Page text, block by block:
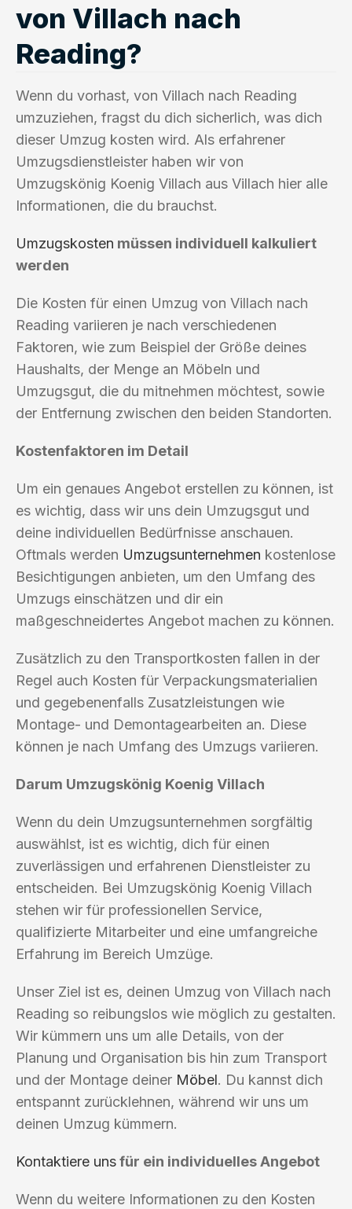
von Villach nach
Reading?
Wenn du vorhast, von Villach nach Reading
umzuziehen, fragst du dich sicherlich, was dich
dieser Umzug kosten wird. Als erfahrener
Umzugsdienstleister haben wir von
Umzugskönig Koenig Villach aus Villach hier alle
Informationen, die du brauchst.
Umzugskosten müssen individuell kalkuliert
werden
Die Kosten für einen Umzug von Villach nach
Reading variieren je nach verschiedenen
Faktoren, wie zum Beispiel der Größe deines
Haushalts, der Menge an Möbeln und
Umzugsgut, die du mitnehmen möchtest, sowie
der Entfernung zwischen den beiden Standorten.
Kostenfaktoren im Detail
Um ein genaues Angebot erstellen zu können, ist
es wichtig, dass wir uns dein Umzugsgut und
deine individuellen Bedürfnisse anschauen.
Oftmals werden Umzugsunternehmen kostenlose
Besichtigungen anbieten, um den Umfang des
Umzugs einschätzen und dir ein
maßgeschneidertes Angebot machen zu können.
Zusätzlich zu den Transportkosten fallen in der
Regel auch Kosten für Verpackungsmaterialien
und gegebenenfalls Zusatzleistungen wie
Montage- und Demontagearbeiten an. Diese
können je nach Umfang des Umzugs variieren.
Darum Umzugskönig Koenig Villach
Wenn du dein Umzugsunternehmen sorgfältig
auswählst, ist es wichtig, dich für einen
zuverlässigen und erfahrenen Dienstleister zu
entscheiden. Bei Umzugskönig Koenig Villach
stehen wir für professionellen Service,
qualifizierte Mitarbeiter und eine umfangreiche
Erfahrung im Bereich Umzüge.
Unser Ziel ist es, deinen Umzug von Villach nach
Reading so reibungslos wie möglich zu gestalten.
Wir kümmern uns um alle Details, von der
Planung und Organisation bis hin zum Transport
und der Montage deiner Möbel. Du kannst dich
entspannt zurücklehnen, während wir uns um
deinen Umzug kümmern.
Kontaktiere unsfür ein individuelles Angebot
Wenn du weitere Informationen zu den Kosten